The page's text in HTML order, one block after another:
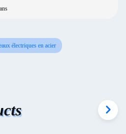
électriques en acier